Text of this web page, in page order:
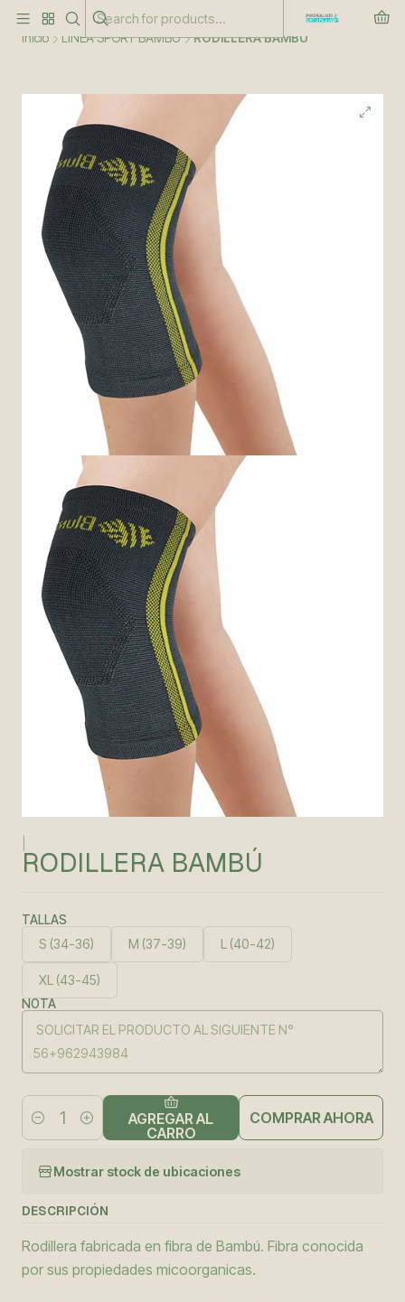
Inicio LÍNEA SPORT BAMBÚ RODILLERA BAMBÚ
RODILLERA BAMBÚ
TALLAS
S (34-36) M (37-39) L (40-42)
XL (43-45)
NOTA
Cantidad
AGREGAR AL
CARRO
COMPRAR AHORA
Mostrar stock de ubicaciones
DESCRIPCIÓN
Rodillera fabricada en fibra de Bambú. Fibra conocida
por sus propiedades micoorganicas.